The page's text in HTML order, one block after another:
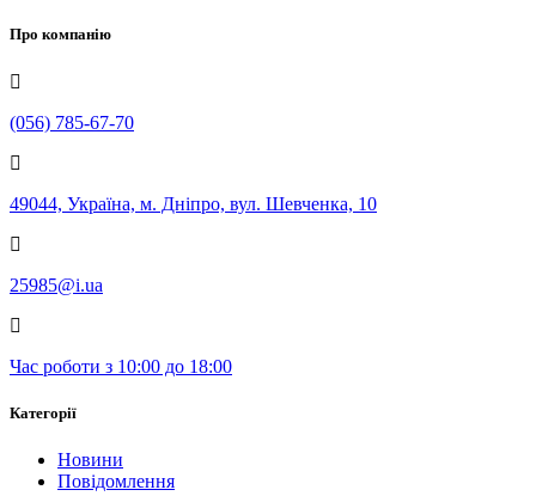
Про компанію
(056) 785-67-70
49044, Україна, м. Дніпро, вул. Шевченка, 10
25985@i.ua
Час роботи з 10:00 до 18:00
Категорії
Новини
Повідомлення